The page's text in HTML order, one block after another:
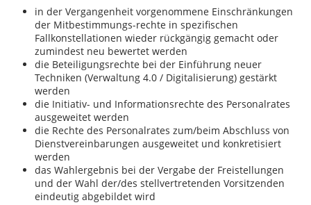
in der Vergangenheit vorgenommene Einschränkungen
der Mitbestimmungs-rechte in spezifischen
Fallkonstellationen wieder rückgängig gemacht oder
zumindest neu bewertet werden
die Beteiligungsrechte bei der Einführung neuer
Techniken (Verwaltung 4.0 / Digitalisierung) gestärkt
werden
die Initiativ- und Informationsrechte des Personalrates
ausgeweitet werden
die Rechte des Personalrates zum/beim Abschluss von
Dienstvereinbarungen ausgeweitet und konkretisiert
werden
das Wahlergebnis bei der Vergabe der Freistellungen
und der Wahl der/des stellvertretenden Vorsitzenden
eindeutig abgebildet wird